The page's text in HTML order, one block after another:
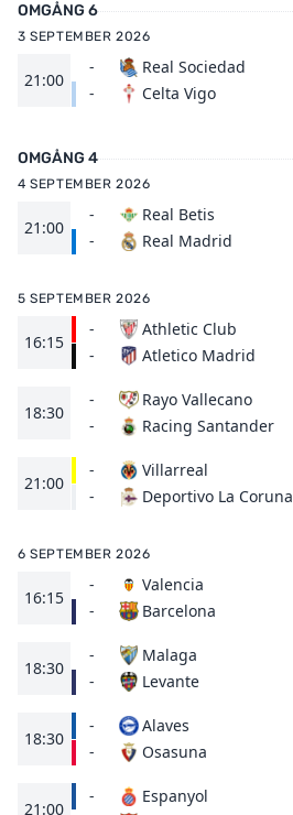
OMGÅNG 6
3 SEPTEMBER 2026
21:00
-
-
Real Sociedad
Celta Vigo
OMGÅNG 4
4 SEPTEMBER 2026
21:00
-
-
Real Betis
Real Madrid
5 SEPTEMBER 2026
16:15
-
-
Athletic Club
Atletico Madrid
18:30
-
-
Rayo Vallecano
Racing Santander
21:00
-
-
Villarreal
Deportivo La Coruna
6 SEPTEMBER 2026
16:15
-
-
Valencia
Barcelona
18:30
-
-
Malaga
Levante
18:30
-
-
Alaves
Osasuna
21:00
-
Espanyol